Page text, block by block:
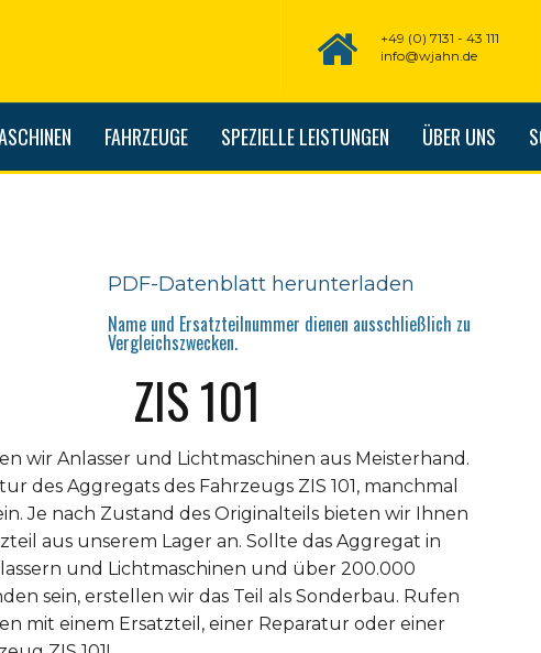
+49 (0) 7131 - 43 111
info@wjahn.de
FAHRZEUGE SPEZIELLE LEISTUNGEN ÜBER UNS
PDF-Datenblatt herunterladen
Name und Ersatzteilnummer dienen ausschließlich zu
Vergleichszwecken.
ZIS 101
wir Anlasser und Lichtmaschinen aus Meisterhand.
des Aggregats des Fahrzeugs ZIS 101, manchmal
Je nach Zustand des Originalteils bieten wir Ihnen
aus unserem Lager an. Sollte das Aggregat in
und Lichtmaschinen und über 200.000
sein, erstellen wir das Teil als Sonderbau. Rufen
mit einem Ersatzteil, einer Reparatur oder einer